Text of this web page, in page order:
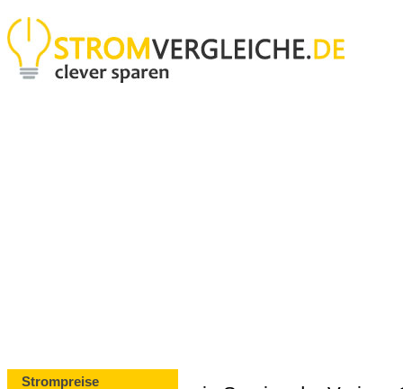
Strompreise